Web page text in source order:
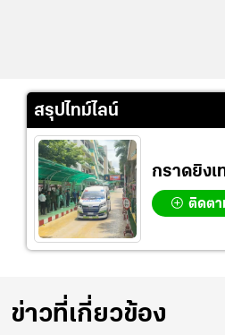
สรุปไทม์ไลน์
กราดยิง
ติดตา
ข่าวที่เกี่ยวข้อง